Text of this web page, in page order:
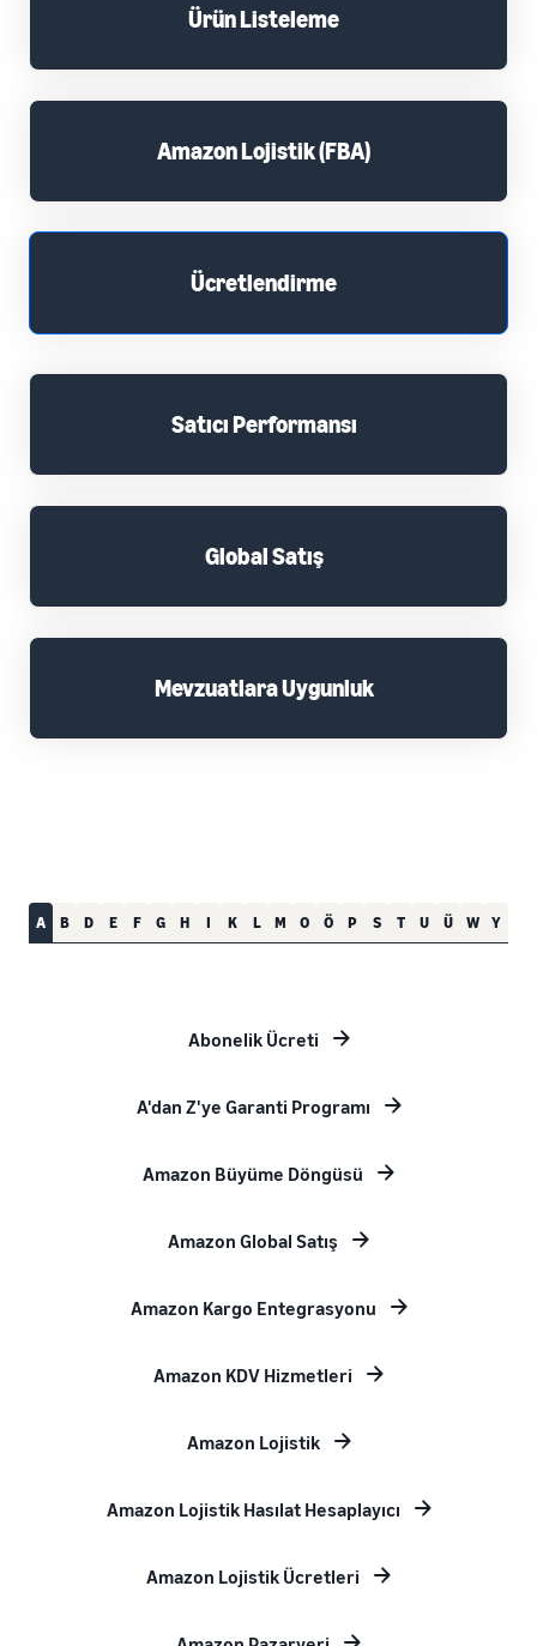
Ürün Listeleme
Amazon Lojistik (FBA)
Ücretlendirme
Satıcı Performansı
Global Satış
Mevzuatlara Uygunluk
A B D E F G H I K L M O Ö P S T U Ü W Y
Abonelik Ücreti
A'dan Z'ye Garanti Programı
Amazon Büyüme Döngüsü
Amazon Global Satış
Amazon Kargo Entegrasyonu
Amazon KDV Hizmetleri
Amazon Lojistik
Amazon Lojistik Hasılat Hesaplayıcı
Amazon Lojistik Ücretleri